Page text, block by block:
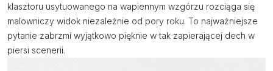
klasztoru usytuowanego na wapiennym wzgórzu rozciąga się
malowniczy widok niezależnie od pory roku. To najważniejsze
pytanie zabrzmi wyjątkowo pięknie w tak zapierającej dech w
piersi scenerii.